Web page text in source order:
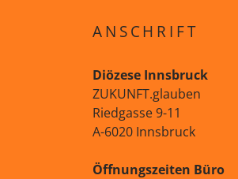
ANSCHRIFT
Diözese Innsbruck
ZUKUNFT.glauben
Riedgasse 9-11
A-6020 Innsbruck
Öffnungszeiten Büro